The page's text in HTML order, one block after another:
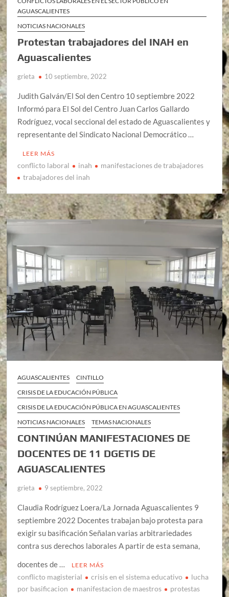
AGUASCALIENTES
NOTICIAS NACIONALES
Protestan trabajadores del INAH en
Aguascalientes
grieta 10 septiembre, 2022
Judith Galván/El Sol den Centro 10 septiembre 2022
Informó para El Sol del Centro Juan Carlos Gallardo
Rodríguez, vocal seccional del estado de Aguascalientes y
representante del Sindicato Nacional Democrático …
LEER MÁS
conflicto laboral inah
manifestaciones de trabajadores
trabajadores del inah
AGUASCALIENTES
CINTILLO
CRISIS DE LA EDUCACIÓN PÚBLICA
CRISIS DE LA EDUCACIÓN PÚBLICA EN AGUASCALIENTES
NOTICIAS NACIONALES
TEMAS NACIONALES
CONTINÚAN MANIFESTACIONES DE
DOCENTES DE 11 DGETIS DE
AGUASCALIENTES
grieta 9 septiembre, 2022
Claudia Rodríguez Loera/La Jornada Aguascalientes 9
septiembre 2022 Docentes trabajan bajo protesta para
exigir su basificación Señalan varias arbitrariedades
contra sus derechos laborales A partir de esta semana,
docentes de …
LEER MÁS
conflicto magisterial crisis en el sistema educativo
lucha
por basificacion
manifestacion de maestros
protestas